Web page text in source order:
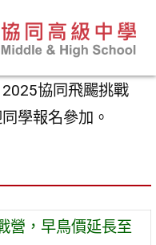
2025協同飛颺挑戰
學報名參加。
營，早鳥價延長至